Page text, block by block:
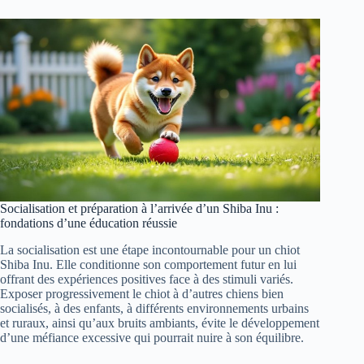
Socialisation et préparation à l’arrivée d’un Shiba Inu :
fondations d’une éducation réussie
La socialisation est une étape incontournable pour un chiot
Shiba Inu. Elle conditionne son comportement futur en lui
offrant des expériences positives face à des stimuli variés.
Exposer progressivement le chiot à d’autres chiens bien
socialisés, à des enfants, à différents environnements urbains
et ruraux, ainsi qu’aux bruits ambiants, évite le développement
d’une méfiance excessive qui pourrait nuire à son équilibre.